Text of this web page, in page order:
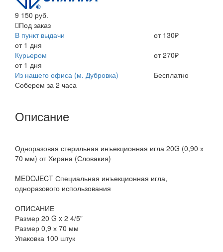
9 150 руб.
Под заказ
В пункт выдачи
от 1 дня
от 130₽
Курьером
от 1 дня
от 270₽
Из нашего офиса (м. Дубровка)
Соберем за 2 часа
Бесплатно
Описание
Одноразовая стерильная инъекционная игла 20G (0,90 х
70 мм) от Хирана (Словакия)
MEDOJECT Специальная инъекционная игла,
одноразового использования
ОПИСАНИЕ
Размер 20 G x 2 4/5"
Размер 0,9 х 70 мм
Упаковка 100 штук